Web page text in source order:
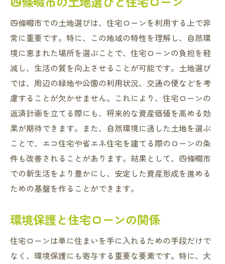
四條畷市での土地選びは、住宅ローンを利用する上で非
常に重要です。特に、この地域の特性を理解し、自然環
境に恵まれた場所を選ぶことで、住宅ローンの負担を軽
減し、生活の質を向上させることが可能です。土地選び
では、周辺の緑地や公園の利用状況、交通の便などを考
慮することが欠かせません。これにより、住宅ローンの
返済計画を立てる際にも、将来的な資産価値を高める効
果が期待できます。また、自然環境に適した土地を選ぶ
ことで、エコ住宅や省エネ住宅を建てる際のローンの条
件も改善されることがあります。結果として、四條畷市
での新生活をより豊かにし、安定した資産形成を進める
ための基盤を作ることができます。
環境保護と住宅ローンの関係
住宅ローンは単に住まいを手に入れるための手段だけで
なく、環境保護にも寄与する重要な要素です。特に、大